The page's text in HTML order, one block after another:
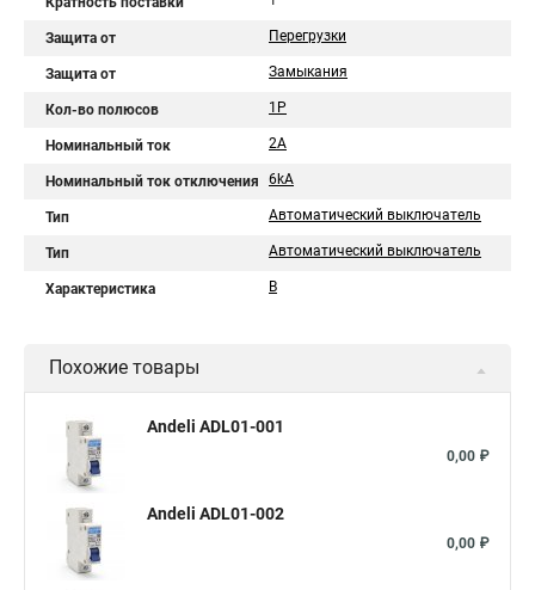
Защита от Перегрузки
Защита от Замыкания
Кол-во полюсов 1P
Номинальный ток 2A
Номинальный ток отключения 6kA
Тип Автоматический выключатель
Тип Автоматический выключатель
Характеристика B
Похожие товары
Andeli ADL01-001
0,00 ₽
Andeli ADL01-002
0,00 ₽